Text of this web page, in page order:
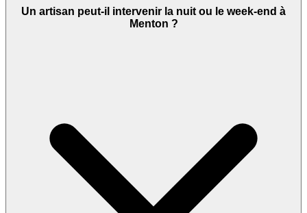
Un artisan peut-il intervenir la nuit ou le week-end à
Menton ?